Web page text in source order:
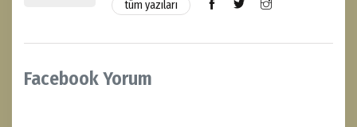
tüm yazıları
Facebook Yorum